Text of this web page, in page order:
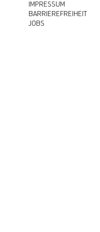
IMPRESSUM
BARRIEREFREIHEIT
JOBS